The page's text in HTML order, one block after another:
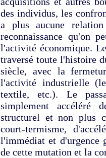
des individus, les
a plus aucune
reconnaissance qu'on
l'activité économique.
traversé toute l'histoire
siècle, avec la
l'activité industrielle
textile, etc.). Le
simplement accéléré
structurel et non plus
court-termisme,
l'immédiat et d'urgence
de cette mutation et la